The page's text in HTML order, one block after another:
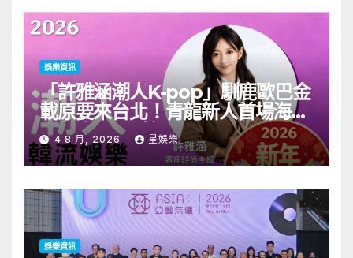
娛樂資訊
「許雅涵潮人K-pop」馴鹿歐巴金
載原要來台北！青龍新人首場海外
見面會8/9開搶
4 8 月, 2026 星娛樂
娛樂資訊